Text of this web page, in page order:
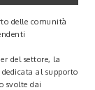
delle comunità
del settore, la
al supporto
svolte dai